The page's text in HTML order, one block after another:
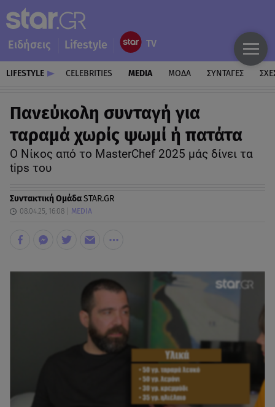
Ειδήσεις Lifestyle
LIFESTYLE CELEBRITIES MEDIA ΜΟΔΑ ΣΥΝΤΑΓΕΣ
Πανεύκολη συνταγή για
ταραμά χωρίς ψωμί ή πατάτα
Ο Νίκος από το MasterChef 2025 μάς δίνει τα
tips του
Συντακτική ΟμάδαSTAR.GR
08.04.25, 16:08 MEDIA